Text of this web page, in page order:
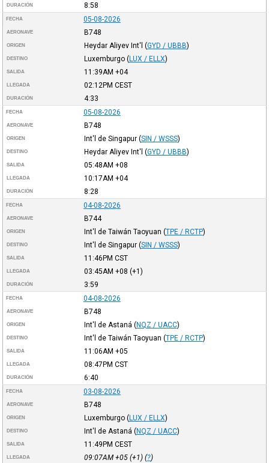
DURACIÓN 8:58
FECHA 05-08-2026
AERONAVE B748
ORIGEN Heydar Aliyev Int'l (GYD / UBBB)
DESTINO Luxemburgo (LUX / ELLX)
SALIDA 11:39AM +04
LLEGADA 02:12PM CEST
DURACIÓN 4:33
FECHA 05-08-2026
AERONAVE B748
ORIGEN Int'l de Singapur (SIN / WSSS)
DESTINO Heydar Aliyev Int'l (GYD / UBBB)
SALIDA 05:48AM +08
LLEGADA 10:17AM +04
DURACIÓN 8:28
FECHA 04-08-2026
AERONAVE B744
ORIGEN Int'l de Taiwán Taoyuan (TPE / RCTP)
DESTINO Int'l de Singapur (SIN / WSSS)
SALIDA 11:46PM CST
LLEGADA 03:45AM +08 (+1)
DURACIÓN 3:59
FECHA 04-08-2026
AERONAVE B748
ORIGEN Int'l de Astaná (NQZ / UACC)
DESTINO Int'l de Taiwán Taoyuan (TPE / RCTP)
SALIDA 11:06AM +05
LLEGADA 08:47PM CST
DURACIÓN 6:40
FECHA 03-08-2026
AERONAVE B748
ORIGEN Luxemburgo (LUX / ELLX)
DESTINO Int'l de Astaná (NQZ / UACC)
SALIDA 11:49PM CEST
LLEGADA 09:07AM +05(+1) (?)